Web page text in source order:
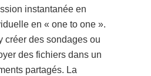
instantanée en
en « one to one ».
créer des sondages ou
des fichiers dans un
partagés. La